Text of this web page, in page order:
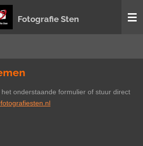
Fotografie Sten
onderstaande formulier of stuur direct